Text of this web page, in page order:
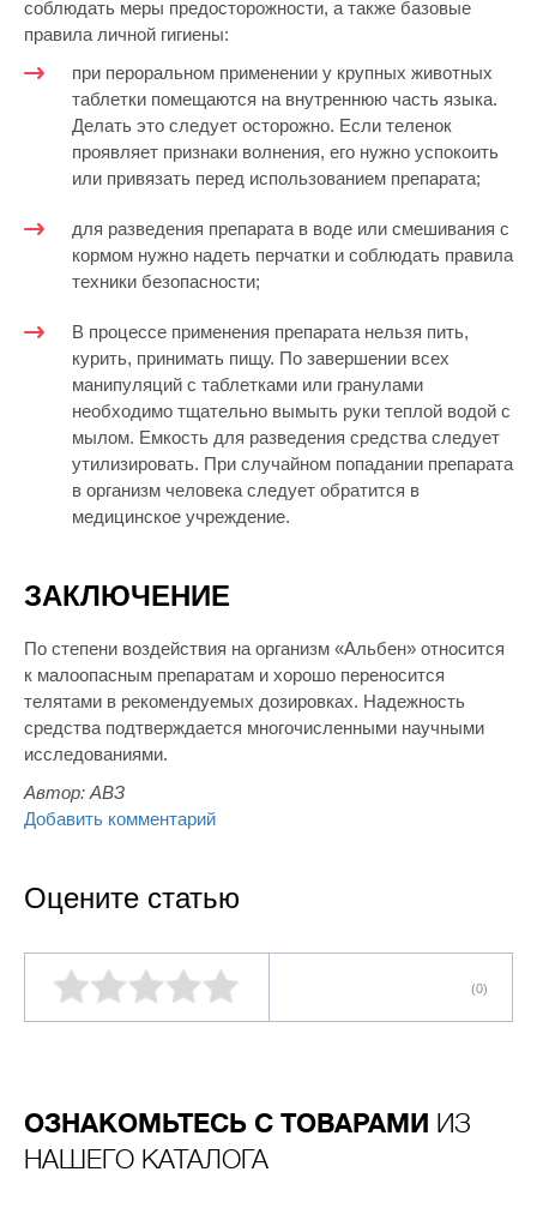
соблюдать меры предосторожности, а также базовые
правила личной гигиены:
при пероральном применении у крупных животных
таблетки помещаются на внутреннюю часть языка.
Делать это следует осторожно. Если теленок
проявляет признаки волнения, его нужно успокоить
или привязать перед использованием препарата;
для разведения препарата в воде или смешивания с
кормом нужно надеть перчатки и соблюдать правила
техники безопасности;
В процессе применения препарата нельзя пить,
курить, принимать пищу. По завершении всех
манипуляций с таблетками или гранулами
необходимо тщательно вымыть руки теплой водой с
мылом. Емкость для разведения средства следует
утилизировать. При случайном попадании препарата
в организм человека следует обратится в
медицинское учреждение.
ЗАКЛЮЧЕНИЕ
По степени воздействия на организм «Альбен» относится
к малоопасным препаратам и хорошо переносится
телятами в рекомендуемых дозировках. Надежность
средства подтверждается многочисленными научными
исследованиями.
Автор: АВЗ
Добавить комментарий
Оцените статью
(0)
ОЗНАКОМЬТЕСЬ С ТОВАРАМИ ИЗ
НАШЕГО КАТАЛОГА